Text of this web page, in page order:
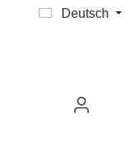
Deutsch